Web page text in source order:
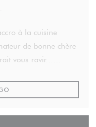
à la cuisine
de bonne chère
vous ravir...
((ABRE NUMA NOVA